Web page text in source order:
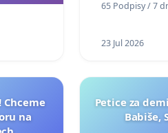
65 Podpisy / 7
23 Jul 2026
Chceme
na
Petice za
Babiše,